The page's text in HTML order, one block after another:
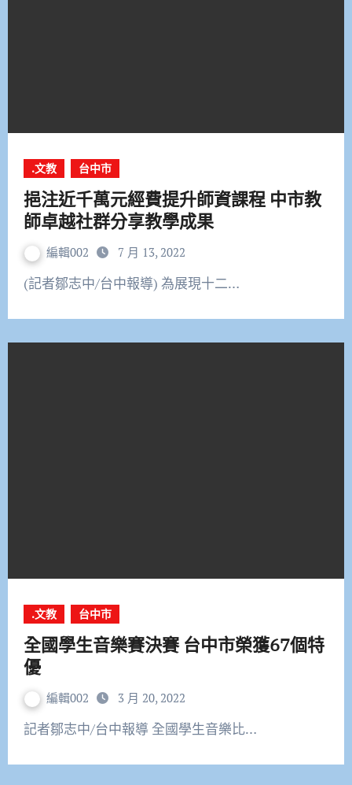
.文教 台中市
挹注近千萬元經費提升師資課程 中市教
師卓越社群分享教學成果
編輯002 7 月 13, 2022
(記者鄒志中/台中報導) 為展現十二…
.文教 台中市
全國學生音樂賽決賽 台中市榮獲67個特
優
編輯002 3 月 20, 2022
記者鄒志中/台中報導 全國學生音樂比…